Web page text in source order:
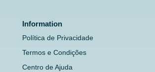
Information
Política de Privacidade
Termos e Condições
Centro de Ajuda